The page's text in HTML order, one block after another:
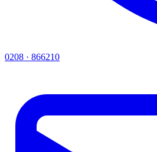
0208 · 866210